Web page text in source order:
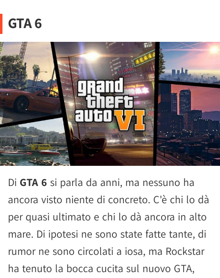
GTA 6
Di GTA 6 si parla da anni, ma nessuno ha
ancora visto niente di concreto. C'è chi lo dà
per quasi ultimato e chi lo dà ancora in alto
mare. Di ipotesi ne sono state fatte tante, di
rumor ne sono circolati a iosa, ma Rockstar
ha tenuto la bocca cucita sul nuovo GTA,